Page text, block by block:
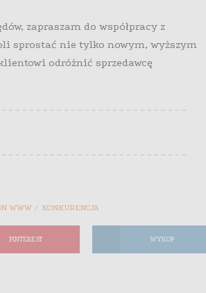
zapraszam do współpracy z
sprostać nie tylko nowym, wyższym
odróżnić sprzedawcę
– – – – – – – – – – – – – – – – – – – – – – – – – –
– – – – – – – – – – – – – – – – – – – – – – – – – –
WWW KONKURENCJA
PINTEREST WYKOP